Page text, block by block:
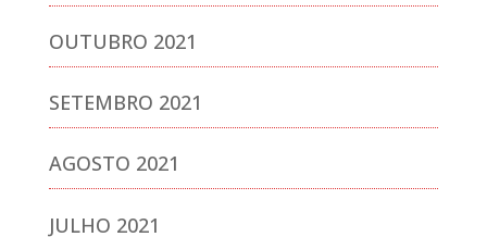
OUTUBRO 2021
SETEMBRO 2021
AGOSTO 2021
JULHO 2021